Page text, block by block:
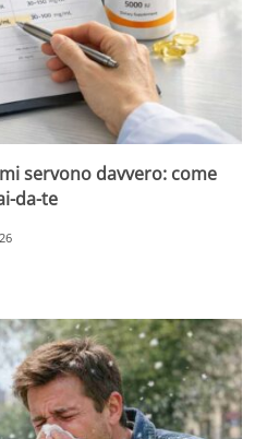
servono davvero: come
da-te